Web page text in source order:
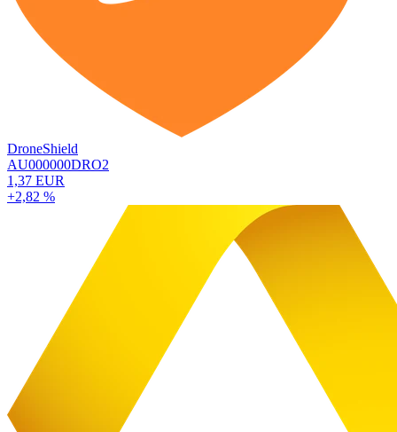
DroneShield
AU000000DRO2
1,37 EUR
+2,82 %